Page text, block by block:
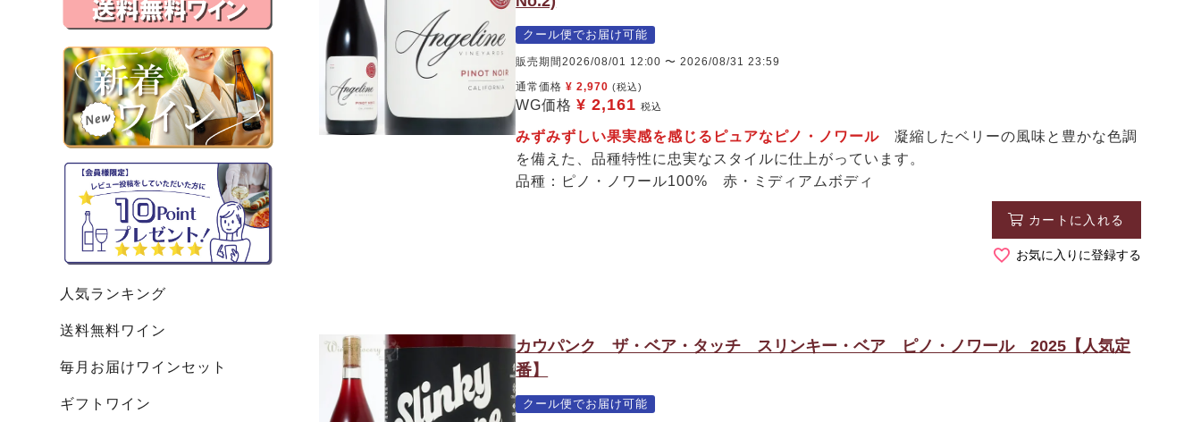
人気ランキング
送料無料ワイン
毎月お届けワインセット
ギフトワイン
クール便でお届け可能
販売期間2026/08/01 12:00〜 2026/08/31 23:59
通常価格 ¥ 2,970 (税込)
WG価格 ¥ 2,161 税込
みずみずしい果実感を感じるピュアなピノ・ノワール 凝縮したベリーの風味と豊かな色調
を備えた、品種特性に忠実なスタイルに仕上がっています。
品種：ピノ・ノワール100% 赤・ミディアムボディ
カートに入れる
お気に入りに登録する
カウパンク ザ・ベア・タッチ スリンキー・ベア ピノ・ノワール 2025【人気定
番】
クール便でお届け可能